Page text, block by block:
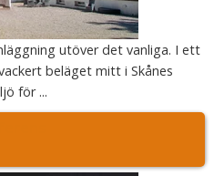
utöver det vanliga. I ett
beläget mitt i Skånes
för ...